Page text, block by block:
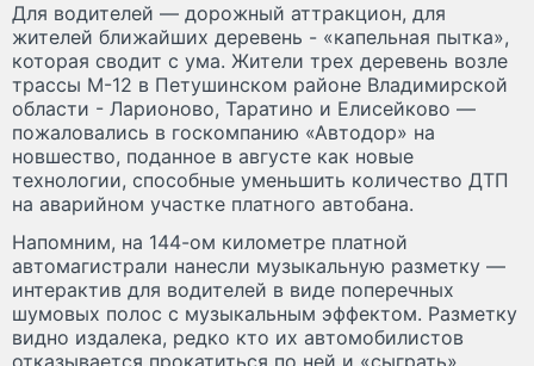
Для водителей — дорожный аттракцион, для
жителей ближайших деревень - «капельная пытка»,
которая сводит с ума. Жители трех деревень возле
трассы М-12 в Петушинском районе Владимирской
области - Ларионово, Таратино и Елисейково —
пожаловались в госкомпанию «Автодор» на
новшество, поданное в августе как новые
технологии, способные уменьшить количество ДТП
на аварийном участке платного автобана.
Напомним, на 144-ом километре платной
автомагистрали нанесли музыкальную разметку —
интерактив для водителей в виде поперечных
шумовых полос с музыкальным эффектом. Разметку
видно издалека, редко кто их автомобилистов